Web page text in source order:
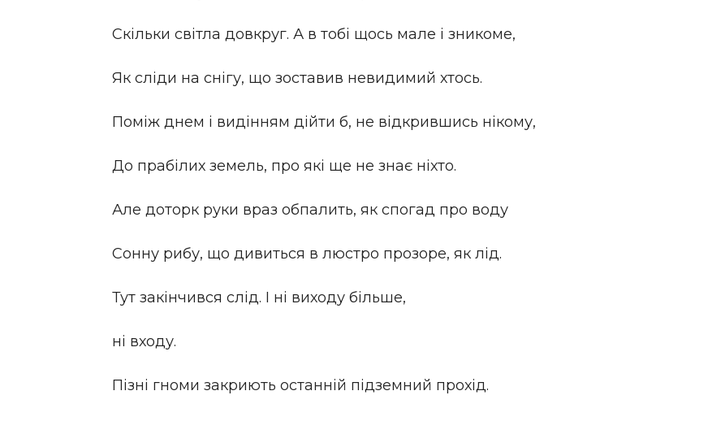
Скільки світла довкруг. А в тобі щось мале і зникоме,
Як сліди на снігу, що зоставив невидимий хтось.
Поміж днем і видінням дійти б, не відкрившись нікому,
До прабілих земель, про які ще не знає ніхто.
Але доторк руки враз обпалить, як спогад про воду
Сонну рибу, що дивиться в люстро прозоре, як лід.
Тут закінчився слід. І ні виходу більше,
ні входу.
Пізні гноми закриють останній підземний прохід.